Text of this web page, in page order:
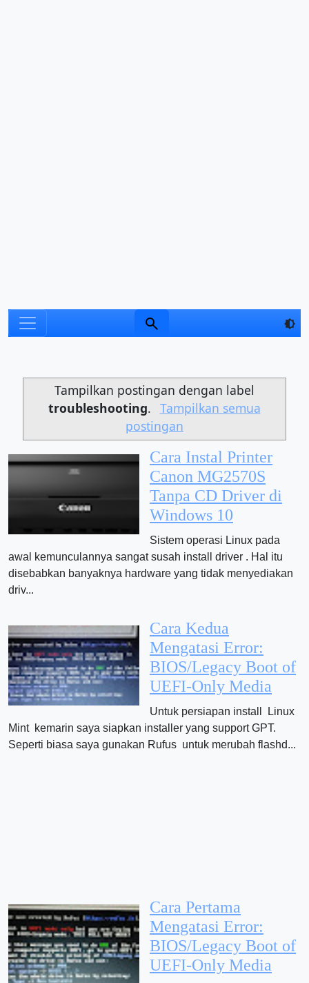
Tampilkan postingan dengan label
troubleshooting. Tampilkan semua
postingan
Cara Instal Printer
Canon MG2570S
Tanpa CD Driver di
Windows 10
Sistem operasi Linux pada
awal kemunculannya sangat susah install driver . Hal itu
disebabkan banyaknya hardware yang tidak menyediakan
driv...
Cara Kedua
Mengatasi Error:
BIOS/Legacy Boot of
UEFI-Only Media
Untuk persiapan install Linux
Mint kemarin saya siapkan installer yang support GPT.
Seperti biasa saya gunakan Rufus untuk merubah flashd...
Cara Pertama
Mengatasi Error:
BIOS/Legacy Boot of
UEFI-Only Media